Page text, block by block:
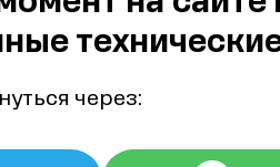
через: